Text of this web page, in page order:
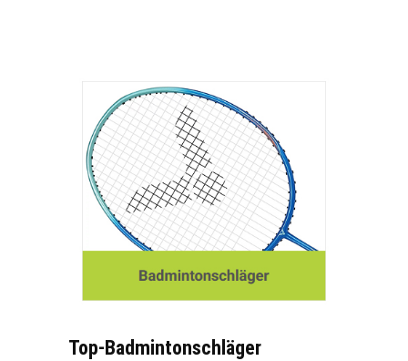
Top-Badmintonschläger